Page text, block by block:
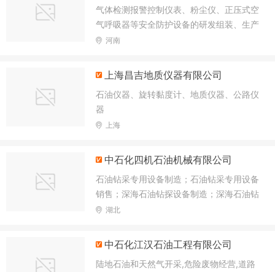
气体检测报警控制仪表、粉尘仪、正压式空
气呼吸器等安全防护设备的研发组装、生产
销售厂家。
河南
上海昌吉地质仪器有限公司
石油仪器、旋转黏度计、地质仪器、公路仪
器
上海
中石化四机石油机械有限公司
石油钻采专用设备制造；石油钻采专用设备
销售；深海石油钻探设备制造；深海石油钻
探设备销售；水下系统和作业装备制造；水
湖北
中石化江汉石油工程有限公司
陆地石油和天然气开采,危险废物经营,道路